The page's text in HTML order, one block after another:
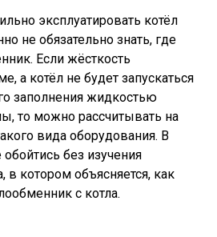
эксплуатировать котёл
не обязательно знать, где
Если жёсткость
а котёл не будет запускаться
заполнения жидкостью
то можно рассчитывать на
вида оборудования. В
без изучения
котором объясняется, как
с котла.